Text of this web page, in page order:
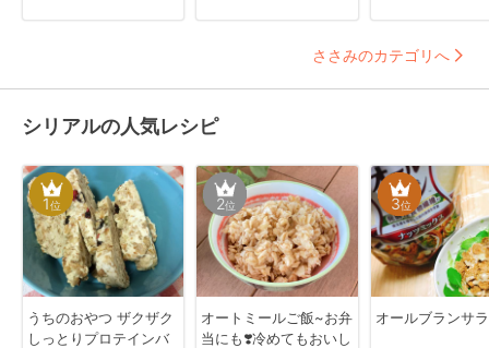
ささみのカテゴリへ
シリアルの人気レシピ
1位
うちのおやつ ザクザク
しっとりプロテインバ
2位
オートミールご飯~お弁
当にも❣️冷めてもおいし
3位
オールブランサ